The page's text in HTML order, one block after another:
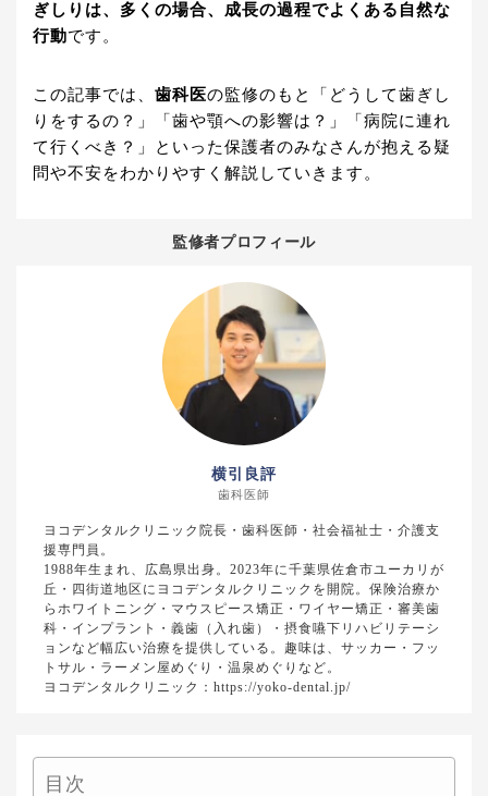
ぎしりは、多くの場合、成長の過程でよくある自然な
行動です。
この記事では、 歯科医の監修のもと「どうして歯ぎし
りをするの？」「歯や顎への影響は？」「病院に連れ
て行くべき？」といった保護者のみなさんが抱える疑
問や不安をわかりやすく解説していきます。
監修者プロフィール
横引良評
歯科医師
ヨコデンタルクリニック院長・歯科医師・社会福祉士・介護支
援専門員。
1988年生まれ、広島県出身。2023年に千葉県佐倉市ユーカリが
丘・四街道地区にヨコデンタルクリニックを開院。保険治療か
らホワイトニング・マウスピース矯正・ワイヤー矯正・審美歯
科・インプラント・義歯（入れ歯）・摂食嚥下リハビリテーシ
ョンなど幅広い治療を提供している。趣味は、サッカー・フッ
トサル・ラーメン屋めぐり・温泉めぐりなど。
ヨコデンタルクリニック：https://yoko-dental.jp/
目次